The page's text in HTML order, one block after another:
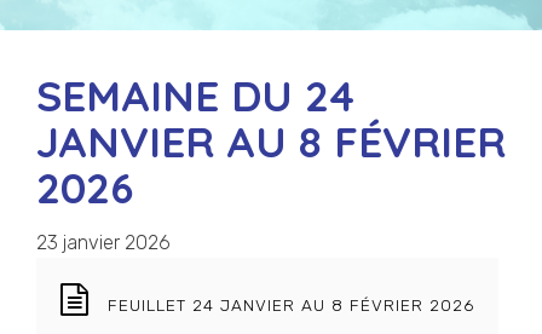
SEMAINE DU 24
JANVIER AU 8 FÉVRIER
2026
23 janvier 2026
FEUILLET 24 JANVIER AU 8 FÉVRIER 2026